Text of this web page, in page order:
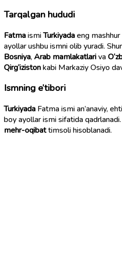
Tarqalgan hududi
FatmaismiTurkiyadaeng
ayollar ushbu ismni olib yuradi.
Bosniya,Arab mamlakatlariva
Qirg‘izistonkabi Markaziy Osiyo
Ismning e’tibori
Turkiyada Fatma ismi an’anaviy,
boy ayollar ismi sifatida
mehr-oqibattimsoli hisoblanadi.